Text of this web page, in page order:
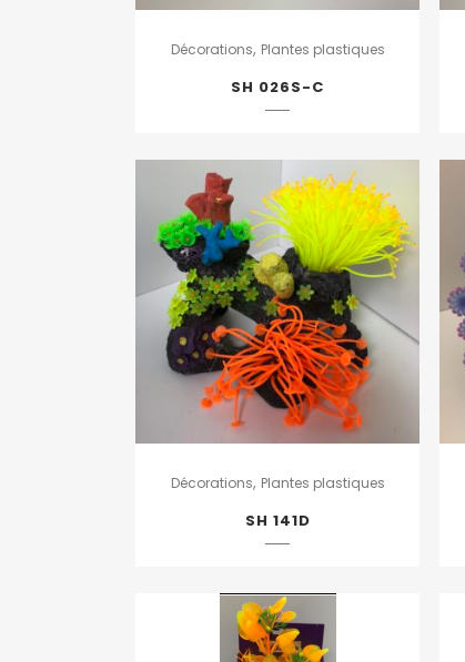
Décorations, Plantes plastiques
SH 026S-C
Décorations, Plantes plastiques
SH 141D